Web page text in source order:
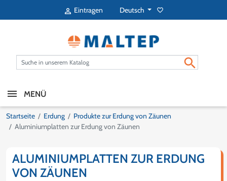
 Eintragen Deutsch favorite_border

MENÜ
Startseite Erdung
Produkte zur Erdung von Zäunen
Aluminiumplatten zur Erdung von Zäunen
ALUMINIUMPLATTEN ZUR ERDUNG
VON ZÄUNEN